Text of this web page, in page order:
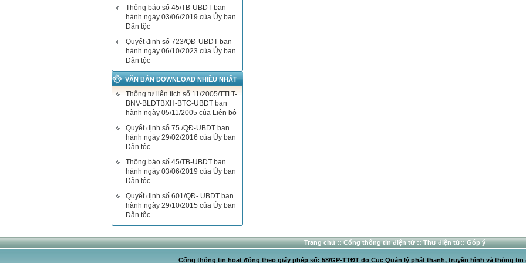
Thông báo số 45/TB-UBDT ban
hành ngày 03/06/2019 của Ủy ban
Dân tộc
Quyết định số 723/QĐ-UBDT ban
hành ngày 06/10/2023 của Ủy ban
Dân tộc
VĂN BẢN DOWNLOAD NHIỀU NHẤT
Thông tư liên tịch số 11/2005/TTLT-
BNV-BLĐTBXH-BTC-UBDT ban
hành ngày 05/11/2005 của Liên bộ
Quyết định số 75 /QĐ-UBDT ban
hành ngày 29/02/2016 của Ủy ban
Dân tộc
Thông báo số 45/TB-UBDT ban
hành ngày 03/06/2019 của Ủy ban
Dân tộc
Quyết định số 601/QĐ- UBDT ban
hành ngày 29/10/2015 của Ủy ban
Dân tộc
Trang chủ:: Cổng thông tin điện tử:: Thư điện tử:: Góp ý
Cổng thông tin hoạt động theo giấy phép số: 58/GP-TTĐT do Cục Quản lý phát thanh, truyền hình và thông tin